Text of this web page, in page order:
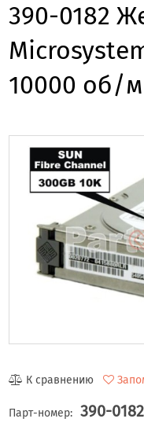
390-0182
10000 об/
К сравнению
Парт-номер: 390-0182